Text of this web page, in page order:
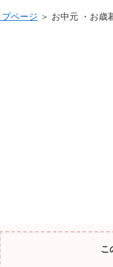
プページ ＞ お中元 ・お歳
こ